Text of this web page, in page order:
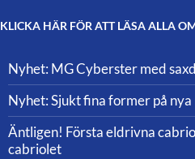
KLICKA HÄR FÖR ATT LÄSA ALLA
Nyhet: MG Cyberster med
Nyhet: Sjukt fina former på
Äntligen! Första eldrivna
cabriolet